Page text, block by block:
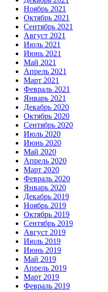
Ноябрь 2021
Октябрь 2021
Сентябрь 2021
Август 2021
Июль 2021
Июнь 2021
Май 2021
Апрель 2021
Март 2021
Февраль 2021
Январь 2021
Декабрь 2020
Октябрь 2020
Сентябрь 2020
Июль 2020
Июнь 2020
Май 2020
Апрель 2020
Март 2020
Февраль 2020
Январь 2020
Декабрь 2019
Ноябрь 2019
Октябрь 2019
Сентябрь 2019
Август 2019
Июль 2019
Июнь 2019
Май 2019
Апрель 2019
Март 2019
Февраль 2019